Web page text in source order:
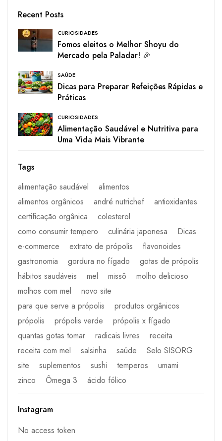
Recent Posts
CURIOSIDADES
Fomos eleitos o Melhor Shoyu do
Mercado pela Paladar! 🎉
SAÚDE
Dicas para Preparar Refeições Rápidas e
Práticas
CURIOSIDADES
Alimentação Saudável e Nutritiva para
Uma Vida Mais Vibrante
Tags
alimentação saudável
alimentos
alimentos orgânicos
andré nutrichef
antioxidantes
certificação orgânica
colesterol
como consumir tempero
culinária japonesa
Dicas
e-commerce
extrato de própolis
flavonoides
gastronomia
gordura no fígado
gotas de própolis
hábitos saudáveis
mel missô
molho delicioso
molhos com mel
novo site
para que serve a própolis
produtos orgânicos
própolis
própolis verde
própolis x fígado
quantas gotas tomar
radicais livres
receita
receita com mel
salsinha saúde
Selo SISORG
site
suplementos sushi temperos
umami
zinco
Ômega 3 ácido fólico
Instagram
No access token